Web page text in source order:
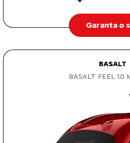
Garanta o
BASALT
BASALT FEEL 1.0